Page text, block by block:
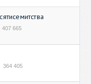
407 665
364 405